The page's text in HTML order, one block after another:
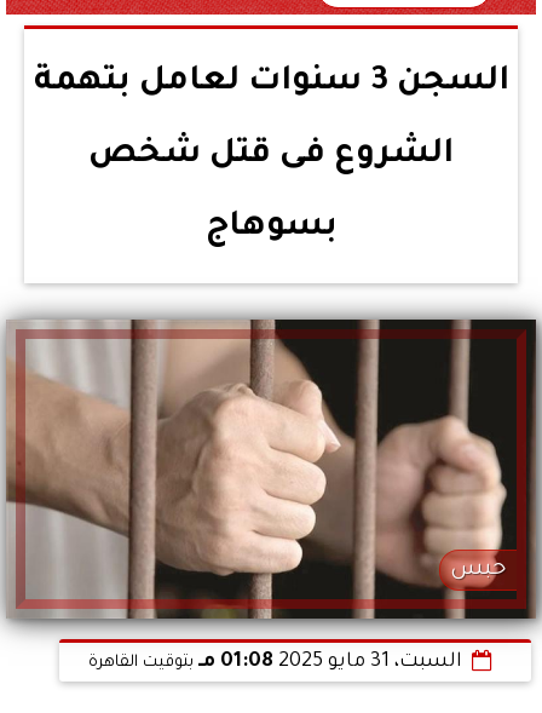
السجن 3 سنوات لعامل بتهمة
الشروع فى قتل شخص
بسوهاج
حبس
السبت، 31 مايو 2025 01:08 مـ بتوقيت القاهرة